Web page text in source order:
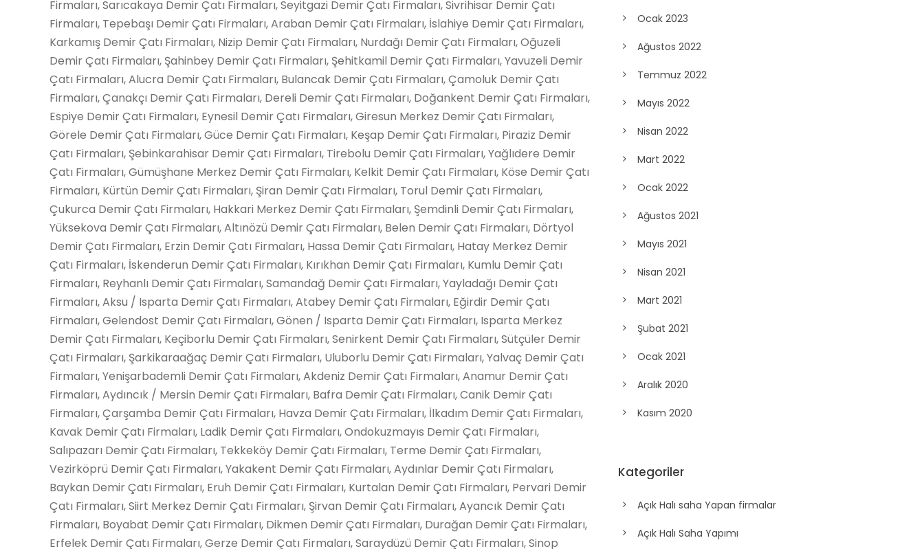
Ocak 2023
Ağustos 2022
Temmuz 2022
Mayıs 2022
Nisan 2022
Mart 2022
Ocak 2022
Ağustos 2021
Mayıs 2021
Nisan 2021
Mart 2021
Şubat 2021
Ocak 2021
Aralık 2020
Kasım 2020
Kategoriler
Açık Halı saha Yapan firmalar
Açık Halı Saha Yapımı